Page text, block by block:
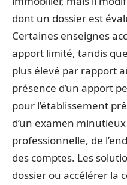
dont un dossier est
Certaines enseignes
apport limité, tandis
plus élevé par rapport
présence d’un apport
pour l’établissement
d’un examen
professionnelle, de
des comptes. Les
dossier ou accélérer la